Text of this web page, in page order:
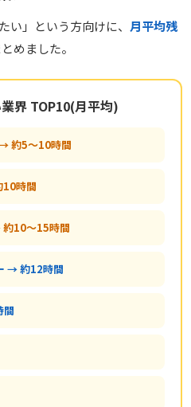
い」という方向けに、 月平均残
めました。
界 TOP10(月平均)
約5〜10時間
時間
10〜15時間
→ 約12時間
間